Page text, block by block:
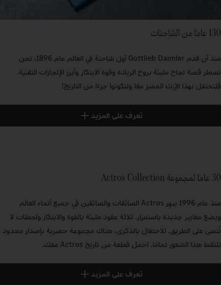
130 عامًا من الشاحنات
منذ أن قدم Gottlieb Daimler أول شاحنة في العالم عام 1896، نحن
نسطر قصة نجاح مليئة بروح الريادة وقوة الابتكار وأبرز الإنجازات التقنية.
فلنحتفل بهذا الإرث المميز معًا ولتكونوا جزءًا من التاريخ!
تعرف على المزيد
30 عامًا لمجموعة Actros Collection
منذ عام 1996 يبهِر Actros السائقات والسائقين في جميع أنحاء العالم
ويضع معايير جديدة باستمرار. ثلاثة عقود مليئة بالقوة والابتكار ولحظات لا
تُنسى على الطريق. للاحتفال بالذكرى، هناك مجموعة حصرية بإصدار محدود
تلتقط هذا الشعور تمامًا. احمل قطعة من تاريخ Actros معك.
تعرف على المزيد